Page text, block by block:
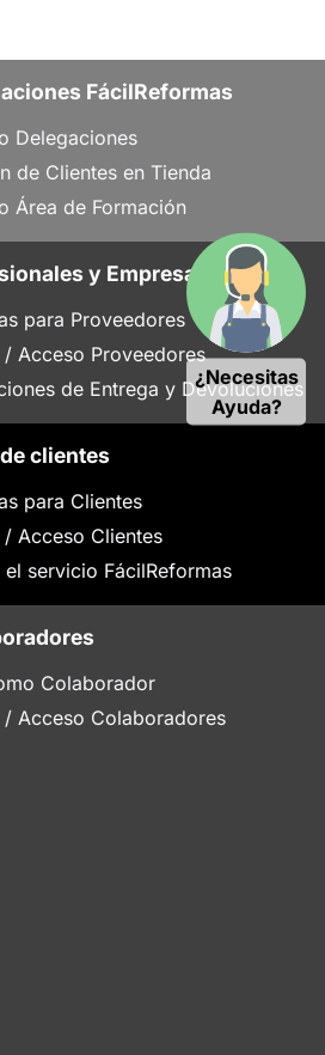
¿Necesitas
Ayuda?
FácilReformas
Delegaciones
de Clientes en Tienda
Área de Formación
y Empresas
para Proveedores
/ Acceso Proveedores
de Entrega y Devoluciones
clientes
para Clientes
/ Acceso Clientes
el servicio FácilReformas
Colaborador
/ Acceso Colaboradores